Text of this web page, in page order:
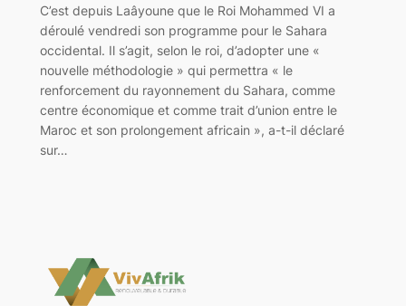
C’est depuis Laâyoune que le Roi Mohammed VI a
déroulé vendredi son programme pour le Sahara
occidental. Il s’agit, selon le roi, d’adopter une «
nouvelle méthodologie » qui permettra « le
renforcement du rayonnement du Sahara, comme
centre économique et comme trait d’union entre le
Maroc et son prolongement africain », a-t-il déclaré
sur…